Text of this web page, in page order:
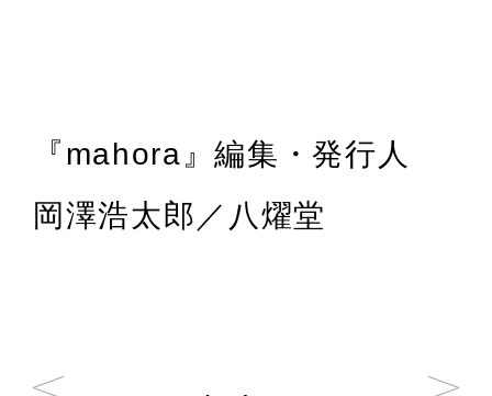
『mahora』編集・発行人
岡澤浩太郎／八燿堂